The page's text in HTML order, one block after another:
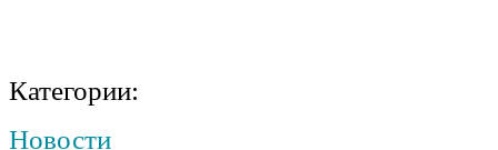
Категории:
Новости